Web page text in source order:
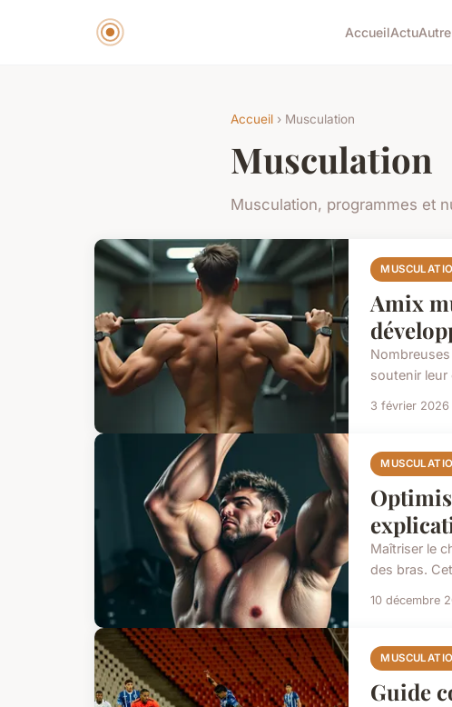
AccueilActu
Accueil › Musculation
Musculation
Musculation, programmes et
Amix
soutenir leur
3 février 2026
Maîtriser le
des bras.
10 décembre
Guide